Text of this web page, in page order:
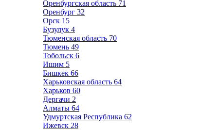
Оренбургская область 71
Оренбург 32
Орск 15
Бузулук 4
Тюменская область 70
Тюмень 49
Тобольск 6
Ишим 5
Бишкек 66
Харьковская область 64
Харьков 60
Дергачи 2
Алматы 64
Удмуртская Республика 62
Ижевск 28